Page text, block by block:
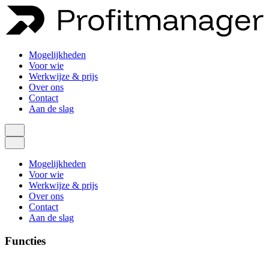
Mogelijkheden
Voor wie
Werkwijze & prijs
Over ons
Contact
Aan de slag
Mogelijkheden
Voor wie
Werkwijze & prijs
Over ons
Contact
Aan de slag
Functies